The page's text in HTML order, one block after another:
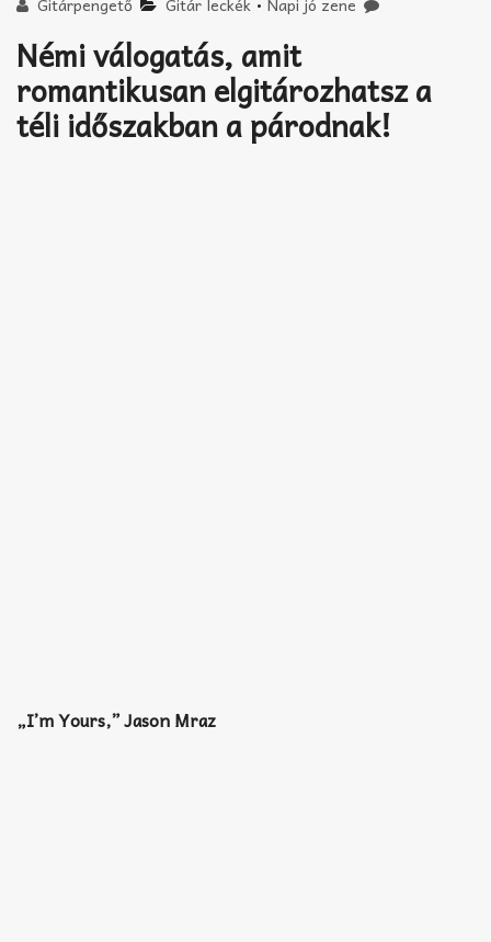
TABok
Improvizáció
Némi válogatás, amit
romantikusan elgitározhatsz a
téli időszakban a párodnak!
„I’m Yours,” Jason Mraz